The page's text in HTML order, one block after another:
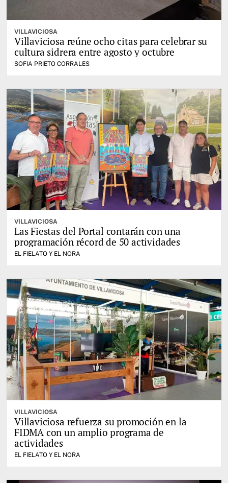
VILLAVICIOSA
Villaviciosa reúne ocho citas para celebrar su
cultura sidrera entre agosto y octubre
SOFIA PRIETO CORRALES
VILLAVICIOSA
Las Fiestas del Portal contarán con una
programación récord de 50 actividades
EL FIELATO Y EL NORA
VILLAVICIOSA
Villaviciosa refuerza su promoción en la
FIDMA con un amplio programa de
actividades
EL FIELATO Y EL NORA